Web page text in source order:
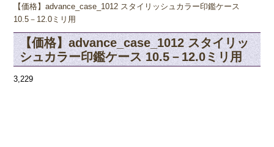
【価格】advance_case_1012 スタイリッシュカラー印鑑ケース
10.5－12.0ミリ用
【価格】advance_case_1012 スタイリッ
シュカラー印鑑ケース 10.5－12.0ミリ用
3,229